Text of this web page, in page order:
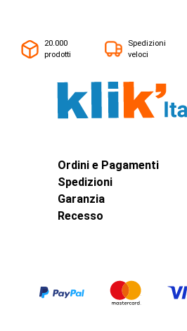
20.000
prodotti
Spedizioni
veloci
Ordini e Pagamenti
Spedizioni
Garanzia
Recesso